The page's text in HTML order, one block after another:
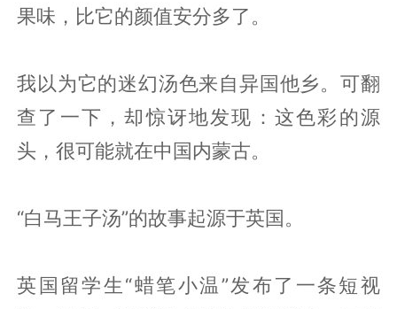
果味，比它的颜值安分多了。
我以为它的迷幻汤色来自异国他乡。可翻
查了一下，却惊讶地发现：这色彩的源
头，很可能就在中国内蒙古。
“白马王子汤”的故事起源于英国。
英国留学生“蜡笔小温”发布了一条短视